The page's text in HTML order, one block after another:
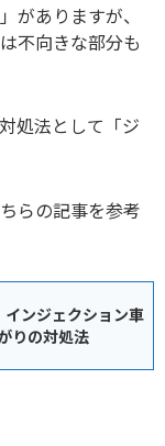
がありますが、
不向きな部分も
処法として「ジ
らの記事を参考
インジェクション車
りの対処法